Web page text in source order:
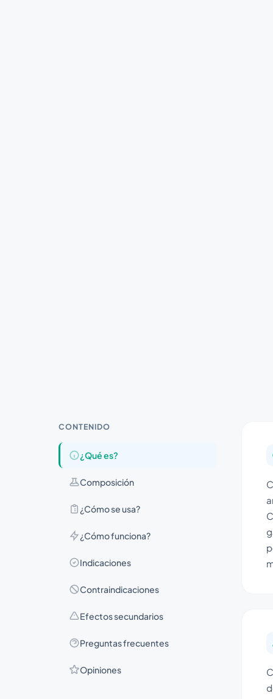
CONTENIDO
¿Qué es?
Composición
¿Cómo se usa?
¿Cómo funciona?
Indicaciones
Contraindicaciones
Efectos secundarios
Preguntas frecuentes
Opiniones